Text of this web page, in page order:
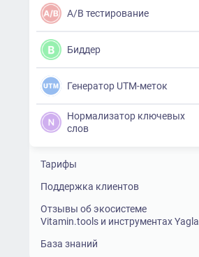
A/B тестирование
Биддер
Генератор UTM-меток
Нормализатор ключевых
слов
Тарифы
Поддержка клиентов
Отзывы об экосистеме
Vitamin.tools и инструментах Yagla
База знаний